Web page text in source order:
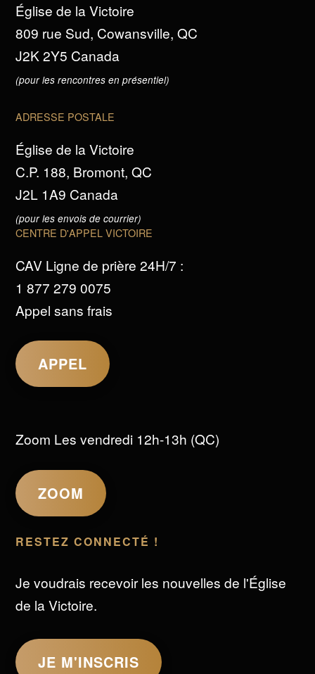
Église de la Victoire
809 rue Sud, Cowansville, QC
J2K 2Y5 Canada
(pour les rencontres en présentiel)
ADRESSE POSTALE
Église de la Victoire
C.P. 188, Bromont, QC
J2L 1A9 Canada
(pour les envois de courrier)
CENTRE D'APPEL VICTOIRE
CAV Ligne de prière 24H/7 :
1 877 279 0075
Appel sans frais
APPEL
Zoom Les vendredi 12h-13h (QC)
ZOOM
RESTEZ CONNECTÉ !
Je voudrais recevoir les nouvelles de l'Église
de la Victoire.
JE M'INSCRIS